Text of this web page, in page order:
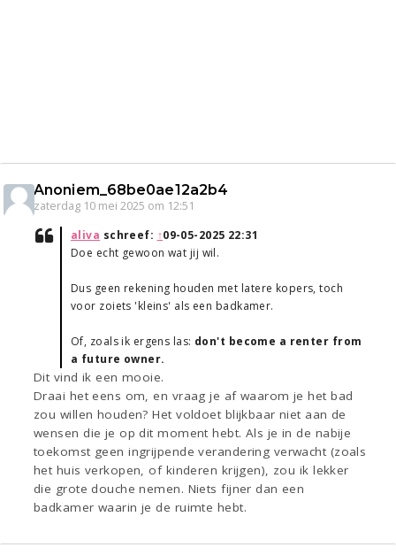
Anoniem_68be0ae12a2b4
zaterdag 10 mei 2025 om 12:51
aliva schreef: ↑09-05-2025 22:31
Doe echt gewoon wat jij wil.
Dus geen rekening houden met latere kopers, toch
voor zoiets 'kleins' als een badkamer.
Of, zoals ik ergens las: don't become a renter from
a future owner.
Dit vind ik een mooie.
Draai het eens om, en vraag je af waarom je het bad
zou willen houden? Het voldoet blijkbaar niet aan de
wensen die je op dit moment hebt. Als je in de nabije
toekomst geen ingrijpende verandering verwacht (zoals
het huis verkopen, of kinderen krijgen), zou ik lekker
die grote douche nemen. Niets fijner dan een
badkamer waarin je de ruimte hebt.